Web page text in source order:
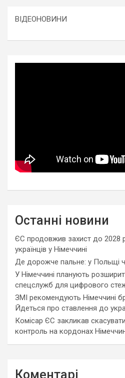
ВІДЕОНОВИНИ
Останні новини
ЄС продовжив захист до 2028
українців у Німеччині
Де дорожче пальне: у Польщі
У Німеччині планують
спецслужб для цифрового
ЗМІ рекомендують Німеччині
Йдеться про ставлення до
Комісар ЄС закликав
контроль на кордонах
Коментарі